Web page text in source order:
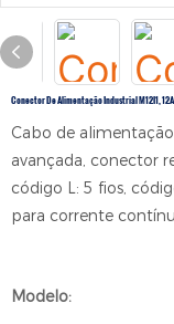
Conector De Alimentação Industrial M12I1,
Cabo de
avançada, conector
código L: 5 fios,
para corrente
Modelo: